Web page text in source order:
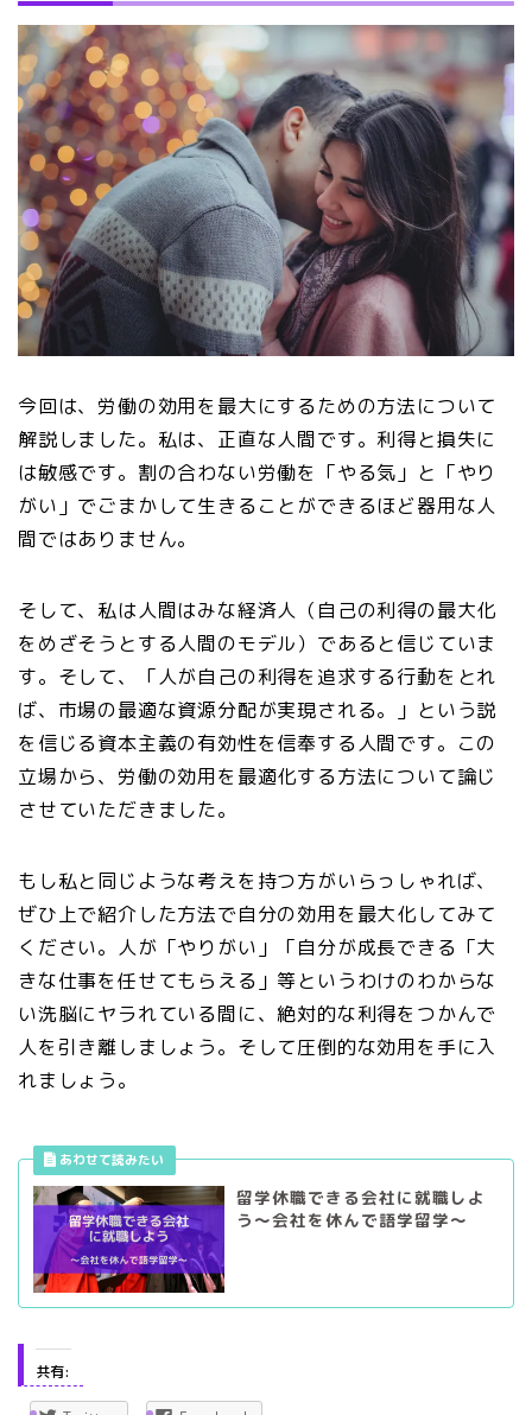
今回は、労働の効用を最大にするための方法について
解説しました。私は、正直な人間です。利得と損失に
は敏感です。割の合わない労働を「やる気」と「やり
がい」でごまかして生きることができるほど器用な人
間ではありません。
そして、私は人間はみな経済人（自己の利得の最大化
をめざそうとする人間のモデル）であると信じていま
す。そして、「人が自己の利得を追求する行動をとれ
ば、市場の最適な資源分配が実現される。」という説
を信じる資本主義の有効性を信奉する人間です。この
立場から、労働の効用を最適化する方法について論じ
させていただきました。
もし私と同じような考えを持つ方がいらっしゃれば、
ぜひ上で紹介した方法で自分の効用を最大化してみて
ください。人が「やりがい」「自分が成長できる「大
きな仕事を任せてもらえる」等というわけのわからな
い洗脳にヤラれている間に、絶対的な利得をつかんで
人を引き離しましょう。そして圧倒的な効用を手に入
れましょう。
留学休職できる会社に就職しよ
う～会社を休んで語学留学～
共有: